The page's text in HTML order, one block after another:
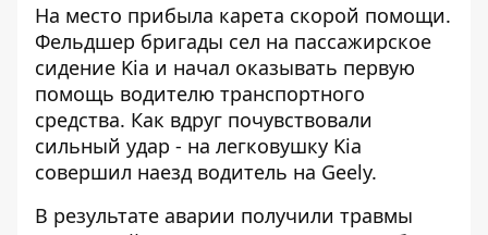
На место прибыла карета скорой помощи.
Фельдшер бригады сел на пассажирское
сидение Kia и начал оказывать первую
помощь водителю транспортного
средства. Как вдруг почувствовали
сильный удар - на легковушку Kia
совершил наезд водитель на Geely.
В результате аварии получили травмы